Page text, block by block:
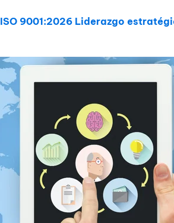
ISO 9001:2026 Liderazgo